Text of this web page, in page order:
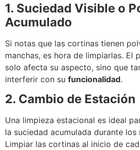
1. Suciedad Visible o
Acumulado
Si notas que las cortinas tienen
manchas, es hora de limpiarlas. El
solo afecta su aspecto, sino que
interferir con su funcionalidad.
2. Cambio de Estación
Una limpieza estacional es ideal
la suciedad acumulada durante los
Limpiar las cortinas al inicio de